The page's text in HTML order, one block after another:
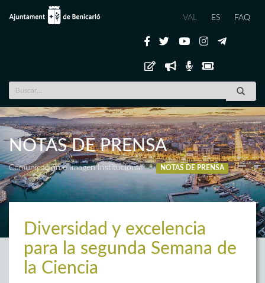
VAL ES FAQ
NOTAS DE PRENSA
Comunicación e Imagen Institucional NOTAS DE PRENSA
Diversidad y excelencia
para la segunda Semana de
la Ciencia